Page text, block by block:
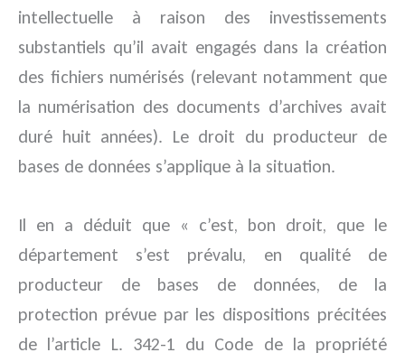
intellectuelle à raison des investissements
substantiels qu’il avait engagés dans la création
des fichiers numérisés (relevant notamment que
la numérisation des documents d’archives avait
duré huit années). Le droit du producteur de
bases de données s’applique à la situation.
Il en a déduit que « c’est, bon droit, que le
département s’est prévalu, en qualité de
producteur de bases de données, de la
protection prévue par les dispositions précitées
de l’article L. 342-1 du Code de la propriété